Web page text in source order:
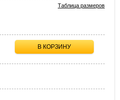
Таблица размеров
В КОРЗИНУ